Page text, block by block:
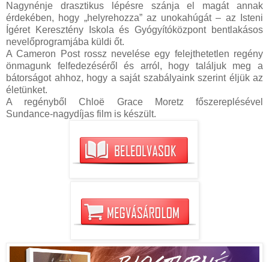
Nagynénje drasztikus lépésre szánja el magát annak
érdekében, hogy „helyrehozza” az unokahúgát – az Isteni
Ígéret Keresztény Iskola és Gyógyítóközpont bentlakásos
nevelőprogramjába küldi őt.
A Cameron Post rossz nevelése egy felejthetetlen regény
önmagunk felfedezéséről és arról, hogy találjuk meg a
bátorságot ahhoz, hogy a saját szabályaink szerint éljük az
életünket.
A regényből Chloë Grace Moretz főszereplésével
Sundance-nagydíjas film is készült.